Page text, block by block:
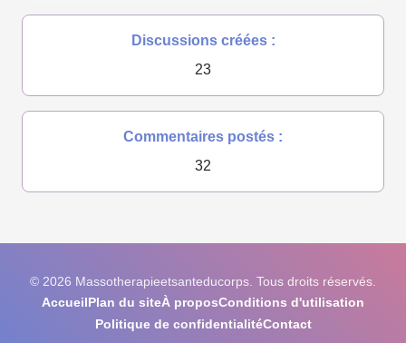
Discussions créées :
23
Commentaires postés :
32
© 2026 Massotherapieetsanteducorps. Tous droits réservés.
AccueilPlan du siteÀ proposConditions d'utilisation
Politique de confidentialitéContact